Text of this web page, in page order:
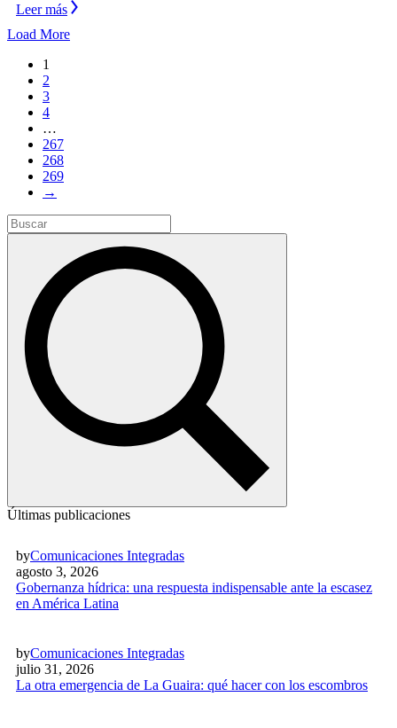
Leer más
Load More
1
2
3
4
…
267
268
269
→
Últimas publicaciones
byComunicaciones Integradas
agosto 3, 2026
Gobernanza hídrica: una respuesta indispensable ante la escasez
en América Latina
byComunicaciones Integradas
julio 31, 2026
La otra emergencia de La Guaira: qué hacer con los escombros